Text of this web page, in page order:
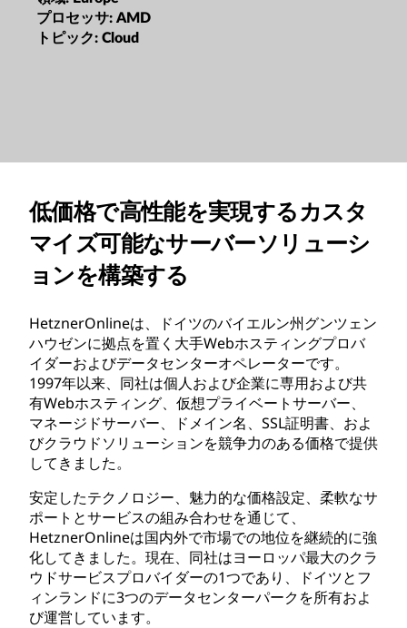
プロセッサ: AMD
トピック: Cloud
低価格で高性能を実現するカスタ
マイズ可能なサーバーソリューシ
ョンを構築する
HetznerOnlineは、ドイツのバイエルン州グンツェン
ハウゼンに拠点を置く大手Webホスティングプロバ
イダーおよびデータセンターオペレーターです。
1997年以来、同社は個人および企業に専用および共
有Webホスティング、仮想プライベートサーバー、
マネージドサーバー、ドメイン名、SSL証明書、およ
びクラウドソリューションを競争力のある価格で提供
してきました。
安定したテクノロジー、魅力的な価格設定、柔軟なサ
ポートとサービスの組み合わせを通じて、
HetznerOnlineは国内外で市場での地位を継続的に強
化してきました。現在、同社はヨーロッパ最大のクラ
ウドサービスプロバイダーの1つであり、ドイツとフ
ィンランドに3つのデータセンターパークを所有およ
び運営しています。